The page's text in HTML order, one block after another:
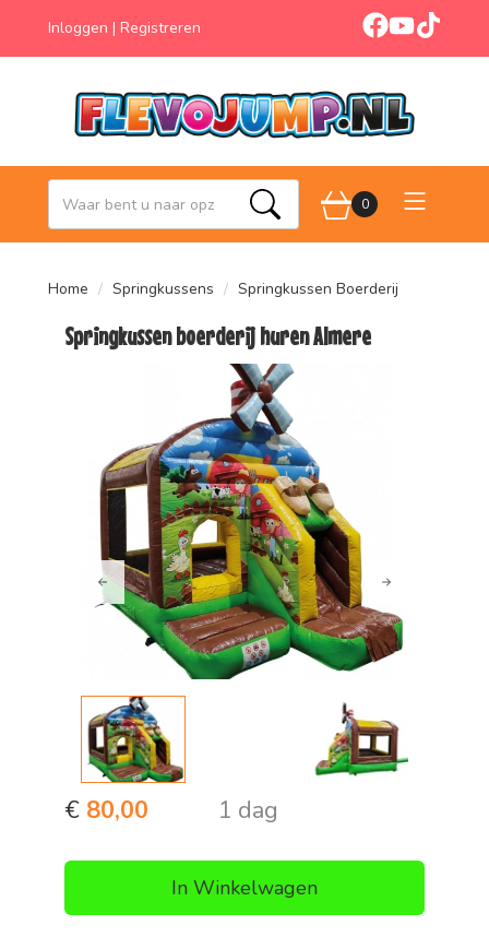
Inloggen | Registreren facebook
youtube
Zoeken 0
Home Springkussens Springkussen Boerderij
Springkussen boerderij huren Almere
Previous Next
1 dag
€ 80,00
In Winkelwagen